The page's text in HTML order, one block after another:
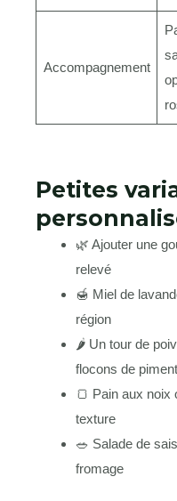
Accompagnement
Petites
🌿 Ajouter une
relevé
🍯 Miel de
région
🌶️ Un tour de
flocons de piment
🍞 Pain aux noix
texture
🥗 Salade de
fromage